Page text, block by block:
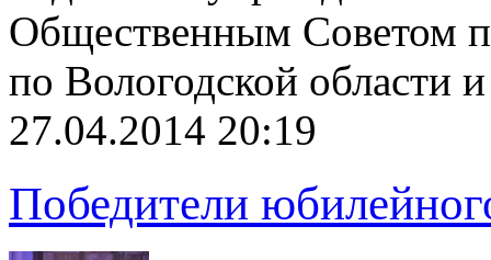
Общественным Советом
по Вологодской области
27.04.2014 20:19
Победители